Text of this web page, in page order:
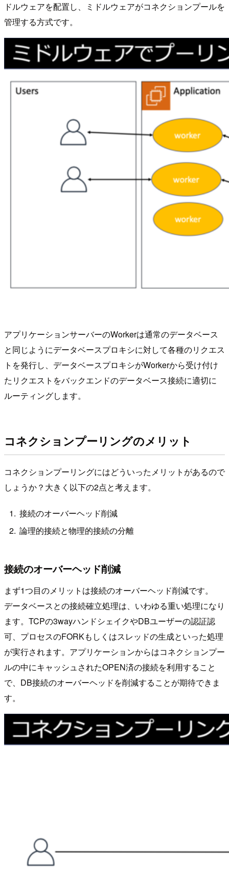
ドルウェアを配置し、ミドルウェアがコネクションプールを
管理する方式です。
アプリケーションサーバーのWorkerは通常のデータベース
と同じようにデータベースプロキシに対して各種のリクエス
トを発行し、データベースプロキシがWorkerから受け付け
たリクエストをバックエンドのデータベース接続に適切に
ルーティングします。
コネクションプーリングのメリット
コネクションプーリングにはどういったメリットがあるので
しょうか？大きく以下の2点と考えます。
接続のオーバーヘッド削減
論理的接続と物理的接続の分離
接続のオーバーヘッド削減
まず1つ目のメリットは接続のオーバーヘッド削減です。
データベースとの接続確立処理は、いわゆる重い処理になり
ます。TCPの3wayハンドシェイクやDBユーザーの認証認
可、プロセスのFORKもしくはスレッドの生成といった処理
が実行されます。アプリケーションからはコネクションプー
ルの中にキャッシュされたOPEN済の接続を利用すること
で、DB接続のオーバーヘッドを削減することが期待できま
す。